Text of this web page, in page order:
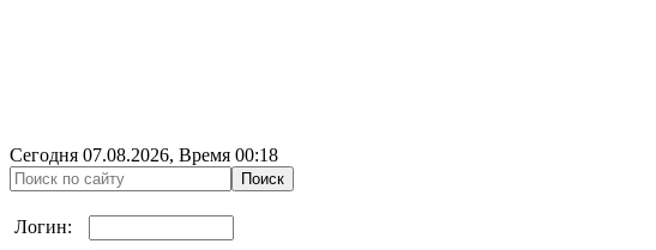
Сегодня 07.08.2026, Время 00:18
Логин: